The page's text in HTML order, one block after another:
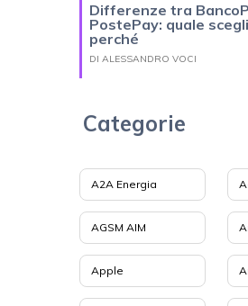
Differenze tra
PostePay: quale
perché
DI ALESSANDRO VOCI
Categorie
A2A Energia
AGSM AIM
Apple